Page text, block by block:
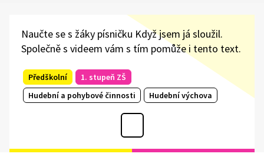
Naučte se s žáky písničku Když jsem já sloužil.
Společně s videem vám s tím pomůže i tento text.
Předškolní
1. stupeň ZŠ
Hudební a pohybové činnosti
Hudební výchova